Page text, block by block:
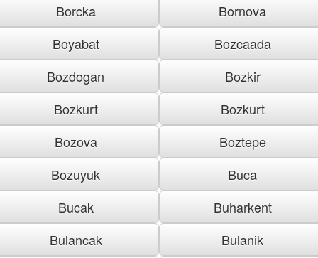
Borcka
Bornova
Boyabat
Bozcaada
Bozdogan
Bozkir
Bozkurt
Bozkurt
Bozova
Boztepe
Bozuyuk
Buca
Bucak
Buharkent
Bulancak
Bulanik